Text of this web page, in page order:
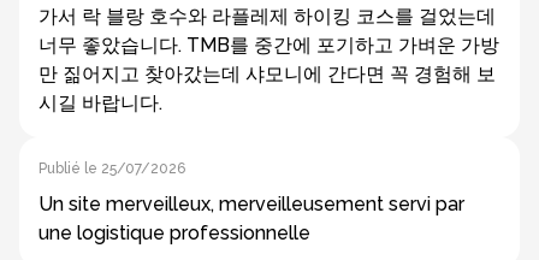
가서 락 블랑 호수와 라플레제 하이킹 코스를 걸었는데
너무 좋았습니다. TMB를 중간에 포기하고 가벼운 가방
만 짊어지고 찾아갔는데 샤모니에 간다면 꼭 경험해 보
시길 바랍니다.
Publié le 25/07/2026
Un site merveilleux, merveilleusement servi par
une logistique professionnelle